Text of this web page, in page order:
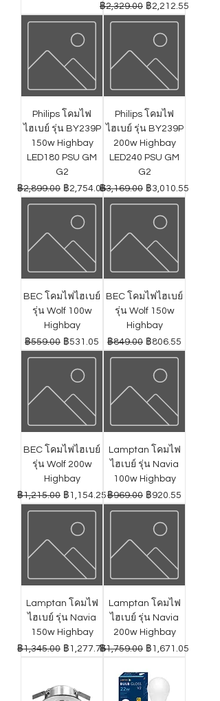
ราคาปกติ
฿2,329.00 ราคาขายลด
฿2,212.55
Philips โคมไฟ
ไฮเบย์ รุ่น BY239P
150w Highbay
LED180 PSU GM
G2
ราคาปกติ
฿2,899.00 ราคาขายลด
฿2,754.05
Philips โคมไฟ
ไฮเบย์ รุ่น BY239P
200w Highbay
LED240 PSU GM
G2
ราคาปกติ
฿3,169.00 ราคาขายลด
฿3,010.55
BEC โคมไฟไฮเบย์
รุ่น Wolf 100w
Highbay
ราคาปกติ
฿559.00 ราคาขายลด
฿531.05
BEC โคมไฟไฮเบย์
รุ่น Wolf 150w
Highbay
ราคาปกติ
฿849.00 ราคาขายลด
฿806.55
BEC โคมไฟไฮเบย์
รุ่น Wolf 200w
Highbay
ราคาปกติ
฿1,215.00 ราคาขายลด
฿1,154.25
Lamptan โคมไฟ
ไฮเบย์ รุ่น Navia
100w Highbay
ราคาปกติ
฿969.00 ราคาขายลด
฿920.55
Lamptan โคมไฟ
ไฮเบย์ รุ่น Navia
150w Highbay
ราคาปกติ
฿1,345.00 ราคาขายลด
฿1,277.75
Lamptan โคมไฟ
ไฮเบย์ รุ่น Navia
200w Highbay
ราคาปกติ
฿1,759.00 ราคาขายลด
฿1,671.05